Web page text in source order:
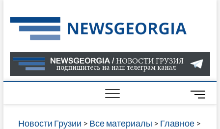
to
content
О
В
ГРУЗИИ
M
e
n
Новости Грузии > Все материалы > Главное>